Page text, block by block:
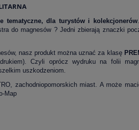
tematyczne, dla turystów i kolekcjonerów
do magnesów ? Jedni zbierają znaczki
nasz produkt można uznać za klasę
Czyli oprócz wydruku na folii
uszkodzeniom.
zachodniopomorskich miast. A może
Map